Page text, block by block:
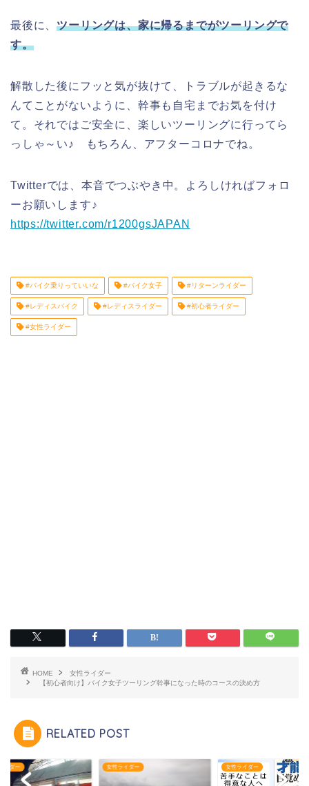
最後に、ツーリングは、家に帰るまでがツーリングで
す。
解散した後にフッと気が抜けて、トラブルが起きるな
んてことがないように、幹事も自宅までお気を付け
て。それではご安全に、楽しいツーリングに行ってら
っしゃ～い♪ もちろん、アフターコロナでね。
Twitterでは、本音でつぶやき中。よろしければフォロ
ーお願いします♪
https://twitter.com/r1200gsJAPAN
#バイク乗りっていいな #バイク女子 #リターンライダー
#レディスバイク #レディスライダー #初心者ライダー
#女性ライダー
HOME
女性ライダー
【初心者向け】バイク女子ツーリング幹事になった時のコースの決め方
RELATED POST
イダー 女性ライダー 女性ライダー